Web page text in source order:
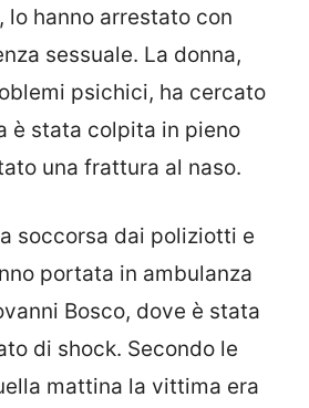
lo hanno arrestato con
sessuale. La donna,
psichici, ha cercato
è stata colpita in pieno
una frattura al naso.
soccorsa dai poliziotti e
portata in ambulanza
Bosco, dove è stata
di shock. Secondo le
mattina la vittima era